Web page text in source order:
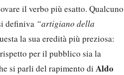
il verbo più esatto. Qualcuno
definiva “artigiano della
la sua eredità più preziosa:
per il pubblico sia la
si parli del rapimento di Aldo